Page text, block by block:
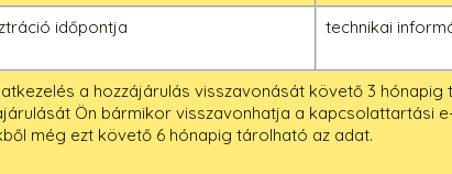
időpontja technikai
a hozzájárulás visszavonását követő 3
Ön bármikor visszavonhatja a kapcsolattartási
még ezt követő 6 hónapig tárolható az adat.